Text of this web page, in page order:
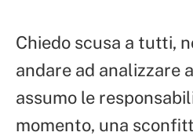
Chiedo scusa a tutti,
andare ad analizzare
assumo le
momento, una